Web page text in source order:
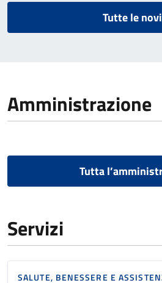
Tutte le
Amministrazione
Tutta
Servizi
SALUTE, BENESSERE E